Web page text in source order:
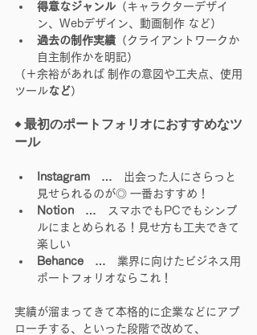
得意なジャンル （キャラクターデザイ
ン、Webデザイン、動画制作 など）
過去の制作実績 （クライアントワークか
自主制作かを明記）
（＋余裕があれば 制作の意図や工夫点、使用
ツールなど）
◆ 最初のポートフォリオにおすすめなツ
ール
Instagram　…
出会った人にさらっと
見せられるのが◎ 一番おすすめ！
Notion　…
スマホでもPCでもシンプ
ルにまとめられる！見せ方も工夫できて
楽しい
Behance　… 業界に向けたビジネス用
ポートフォリオならこれ！
実績が溜まってきて本格的に企業などにアプ
ローチする、といった段階で改めて、